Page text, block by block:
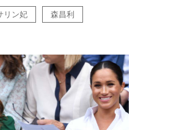
リン妃 森昌利